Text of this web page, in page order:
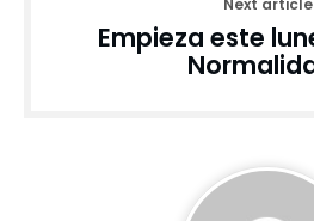
Next article
Empieza este